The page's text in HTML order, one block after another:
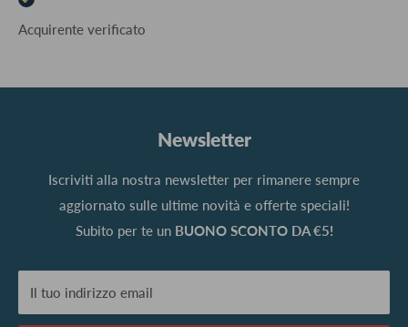
Acquirente verificato
Newsletter
Iscriviti alla nostra newsletter per rimanere sempre
aggiornato sulle ultime novità e offerte speciali!
Subito per te un BUONO SCONTO DA €5!
Il tuo indirizzo email